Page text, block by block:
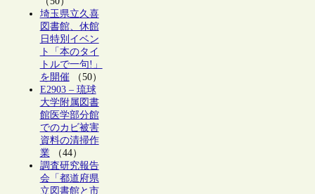
埼玉県立久喜
図書館、休館
日特別イベン
ト「本のタイ
トルで一句!」
を開催（50）
E2903 – 琉球
大学附属図書
館医学部分館
でのカビ被害
資料の清掃作
業（44）
調査研究報告
会「都道府県
立図書館と市